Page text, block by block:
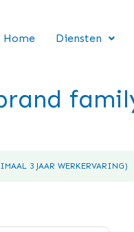
Home Diensten
3 JAAR WERKERVARING)